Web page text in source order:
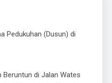
Pedukuhan (Dusun) di
Beruntun di Jalan Wates